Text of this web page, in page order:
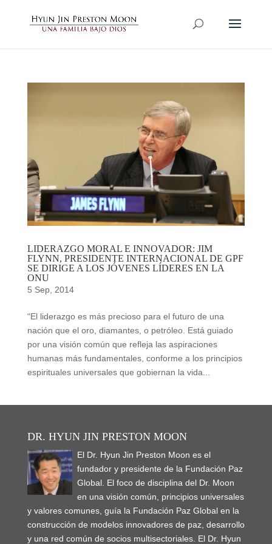
LIDERAZGO MORAL E INNOVADOR: JIM
FLYNN, PRESIDENTE INTERNACIONAL DE GPF
SE DIRIGE A LOS JÓVENES LÍDERES EN LA
ONU
5 Sep, 2014
“El liderazgo es más precioso para el futuro de una
nación que el oro, diamantes, o petróleo. Está guiado
por una visión común que refleja las aspiraciones
humanas más fundamentales, conforme a los principios
espirituales universales que gobiernan la vida...
DR. HYUN JIN PRESTON MOON
El Dr. Hyun Jin Preston Moon es el
fundador y presidente de la Fundación Paz
Global. El foco de disciplina del Dr. Moon
en una visión común, principios universales
y valores comunes, guía la Fundación Paz Global en la
construcción de modelos innovadores de paz, desarrollo
y una red común de socios multisectoriales. El Dr. Hyun